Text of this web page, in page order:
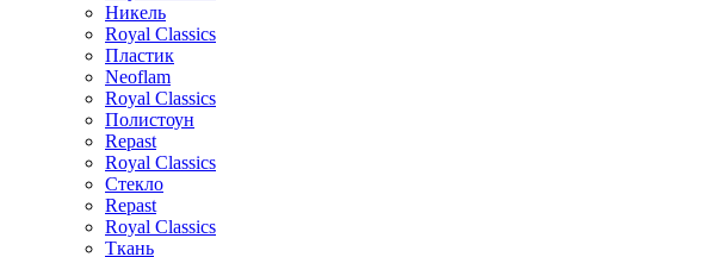
Никель
Royal Classics
Пластик
Neoflam
Royal Classics
Полистоун
Repast
Royal Classics
Стекло
Repast
Royal Classics
Ткань